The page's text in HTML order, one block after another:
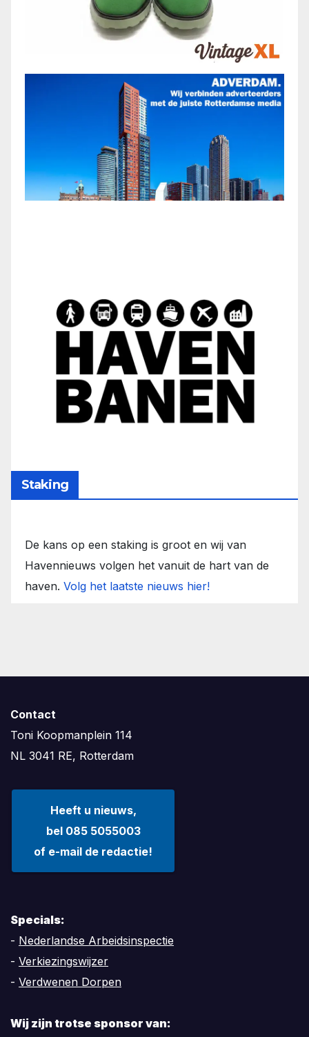
Staking
De kans op een staking is groot en wij van
Havennieuws volgen het vanuit de hart van de
haven. Volg het laatste nieuws hier!
Contact
Toni Koopmanplein 114
NL 3041 RE, Rotterdam
Heeft u nieuws,
bel 085 5055003
of e-mail de redactie!
Specials:
- Nederlandse Arbeidsinspectie
- Verkiezingswijzer
- Verdwenen Dorpen
Wij zijn trotse sponsor van: